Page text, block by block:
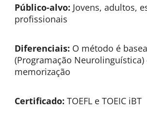
Público-alvo: Jovens, adultos,
profissionais
Diferenciais: O método é
(Programação Neurolinguística)
memorização
Certificado: TOEFL e TOEIC iBT